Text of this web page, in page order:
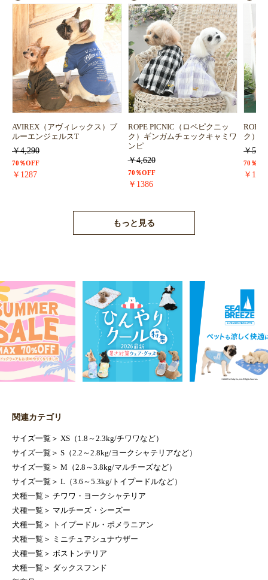
AVIREX（アヴィレックス）ブ
ルーエンジェルスT
￥4,290
70％OFF
￥1287
ROPE PICNIC（ロペピクニッ
ク）ギンガムチェックキャミワ
ンピ
￥4,620
70％OFF
￥1386
ROPE
ク）
￥
70％
￥
もっと見る
関連カテゴリ
サイズ一覧 ＞ XS（1.8～2.3kg/チワワなど）
サイズ一覧 ＞ S（2.2～2.8kg/ヨークシャテリアなど）
サイズ一覧 ＞ M（2.8～3.8kg/マルチーズなど）
サイズ一覧 ＞ L（3.6～5.3kg/トイプードルなど）
犬種一覧 ＞ チワワ・ヨークシャテリア
犬種一覧 ＞ マルチーズ・シーズー
犬種一覧 ＞
トイプードル・ポメラニアン
犬種一覧 ＞
ミニチュアシュナウザー
犬種一覧 ＞ ボストンテリア
犬種一覧 ＞ ダックスフンド